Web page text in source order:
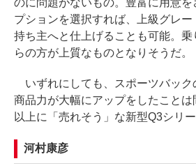
のに問題がないもの。豊富に用意
プションを選択すれば、上級グレ
持ち主へと仕上げることも可能。乗
らの方が上質なものとなりそうだ。
いずれにしても、スポーツバック
商品力が大幅にアップをしたこと
以上に「売れそう」な新型Q3シリー
河村康彦